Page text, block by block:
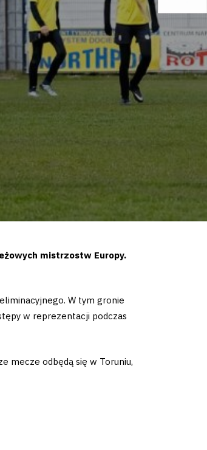
mistrzostw Europy.
W tym gronie
w reprezentacji podczas
mecze odbędą się w Toruniu,